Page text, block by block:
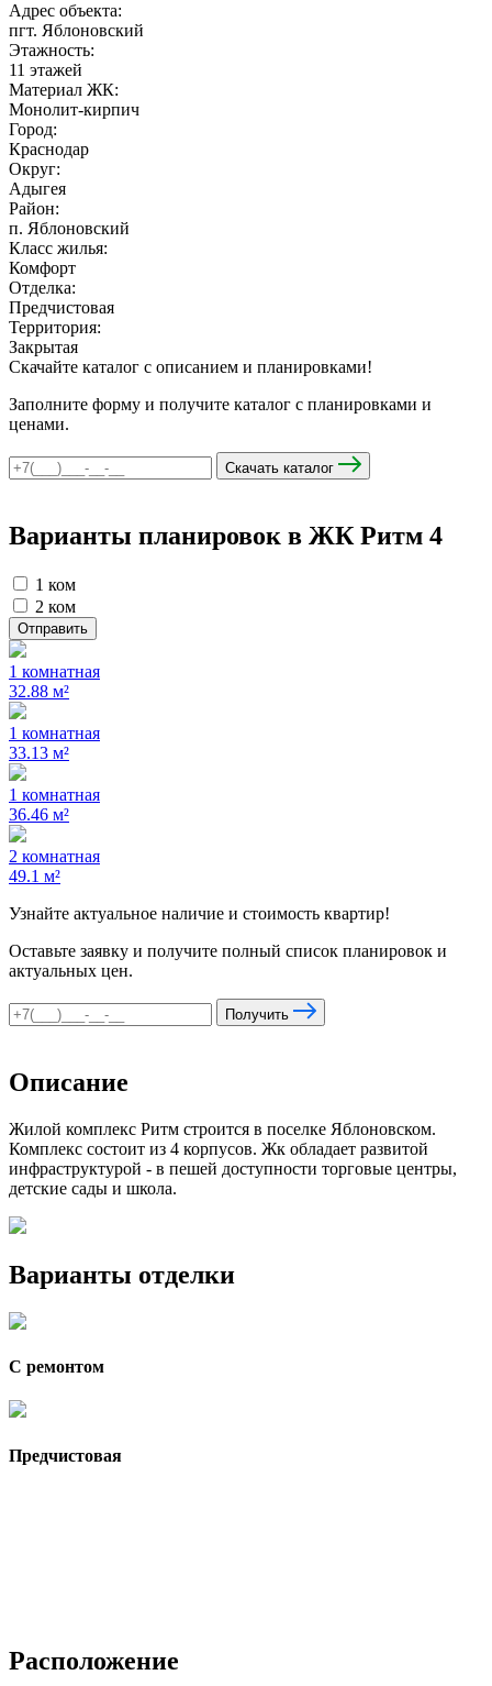
мы в соцсетях
Адрес объекта:
пгт. Яблоновский
Этажность:
11 этажей
Материал ЖК:
Монолит-кирпич
Город:
Краснодар
Округ:
Адыгея
Район:
п. Яблоновский
Класс жилья:
Комфорт
Отделка:
Предчистовая
Территория:
Закрытая
Скачайте каталог с описанием и планировками!
Заполните форму и получите каталог с планировками и
ценами.
Скачать каталог
Варианты планировок в ЖК Ритм 4
1 ком
2 ком
Отправить
1 комнатная
32.88 м²
1 комнатная
33.13 м²
1 комнатная
36.46 м²
2 комнатная
49.1 м²
Узнайте актуальное наличие и стоимость квартир!
Оставьте заявку и получите полный список планировок и
актуальных цен.
Получить
Описание
Жилой комплекс Ритм строится в поселке Яблоновском.
Комплекс состоит из 4 корпусов. Жк обладает развитой
инфраструктурой - в пешей доступности торговые центры,
детские сады и школа.
Варианты отделки
С ремонтом
Предчистовая
Расположение